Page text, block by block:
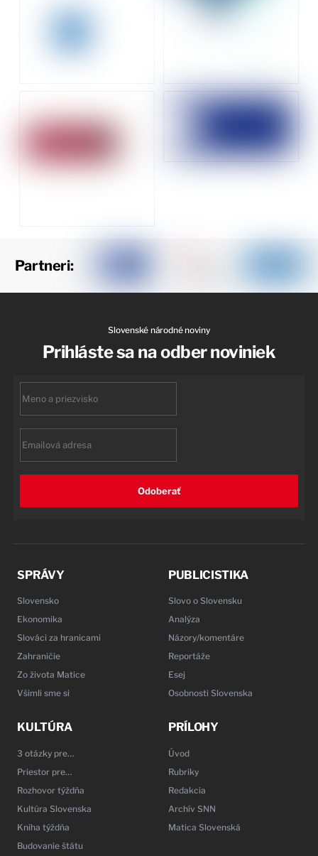
Partneri:
Slovenské národné noviny
Prihláste sa na odber noviniek
Odoberať
SPRÁVY
Slovensko
Ekonomika
Slováci za hranicami
Zahraničie
Zo života Matice
Všimli sme si
PUBLICISTIKA
Slovo o Slovensku
Analýza
Názory/komentáre
Reportáže
Esej
Osobnosti Slovenska
KULTÚRA
3 otázky pre…
Priestor pre…
Rozhovor týždňa
Kultúra Slovenska
Kniha týždňa
Budovanie štátu
PRÍLOHY
Úvod
Rubriky
Redakcia
Archív SNN
Matica Slovenská